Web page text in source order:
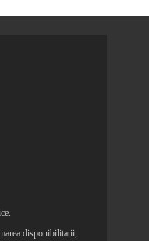
disponibilitatii,